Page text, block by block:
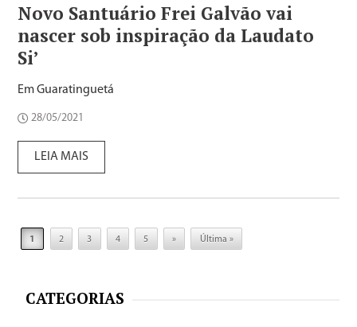
Novo Santuário Frei Galvão vai
nascer sob inspiração da Laudato
Si’
Em Guaratinguetá
28/05/2021
LEIA MAIS
1 2 3 4 5 » Última »
CATEGORIAS